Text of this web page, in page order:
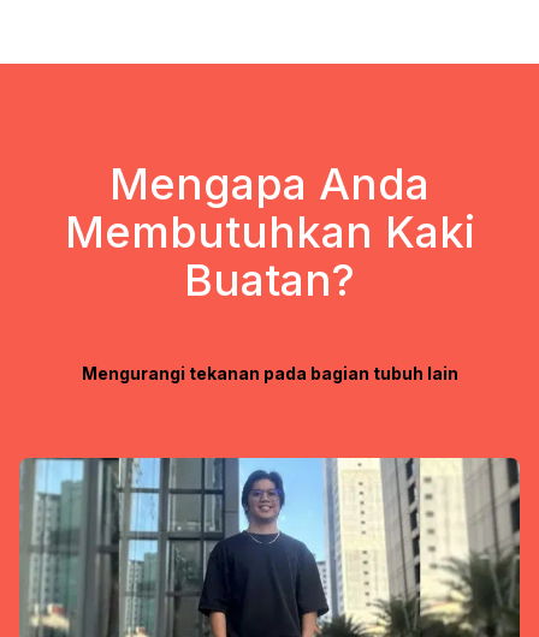
Mengapa Anda
Membutuhkan Kaki
Buatan?
Mengurangi tekanan pada bagian tubuh lain